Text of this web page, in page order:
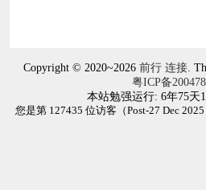
Copyright © 2020~2026 前行 连接.
粤ICP备
本站勉强运行: 6年75天
您是第 127435 位访客（Post-27 Dec